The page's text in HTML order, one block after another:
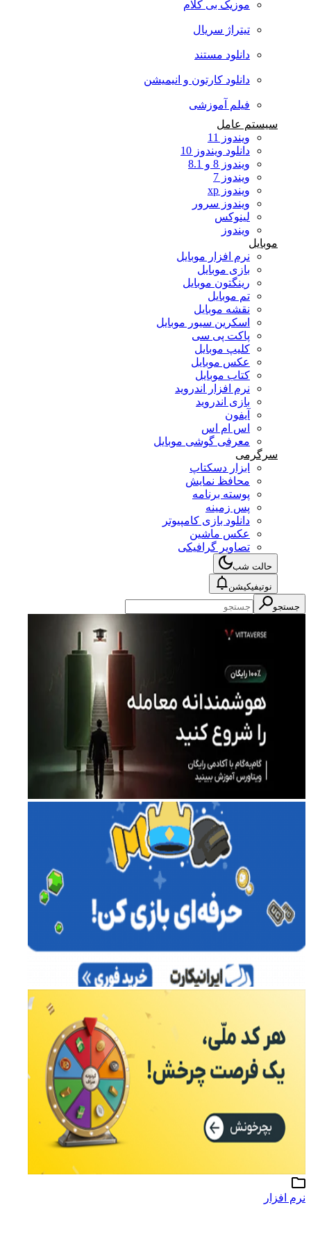
موزیک بی کلام
تیتراژ سریال
دانلود مستند
دانلود کارتون و انیمیشن
فیلم آموزشی
سیستم عامل
ویندوز 11
دانلود ویندوز 10
ویندوز 8 و 8.1
ویندوز 7
ویندوز xp
ویندوز سرور
لینوکس
ویندوز
موبایل
نرم افزار موبایل
بازی موبایل
رینگتون موبایل
تم موبایل
نقشه موبایل
اسکرین سیور موبایل
پاکت پی سی
کلیپ موبایل
عکس موبایل
کتاب موبایل
نرم افزار اندروید
بازی اندروید
آیفون
اس ام اس
معرفی گوشی موبایل
سرگرمی
ابزار دسکتاپ
محافظ نمایش
پوسته برنامه
پس زمینه
دانلود بازی کامپیوتر
عکس ماشین
تصاویر گرافیکی
حالت شب
نوتیفیکیشن
جستجو
نرم افزار